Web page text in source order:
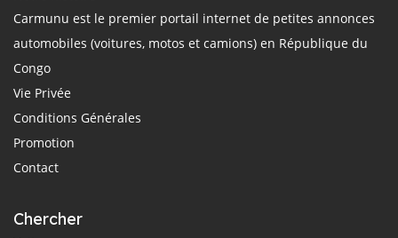
Carmunu est le premier portail internet de petites annonces
automobiles (voitures, motos et camions) en République du
Congo
Vie Privée
Conditions Générales
Promotion
Contact
Chercher